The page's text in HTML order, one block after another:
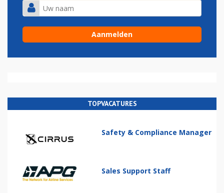
TOPVACATURES
Safety & Compliance Manager
Sales Support Staff